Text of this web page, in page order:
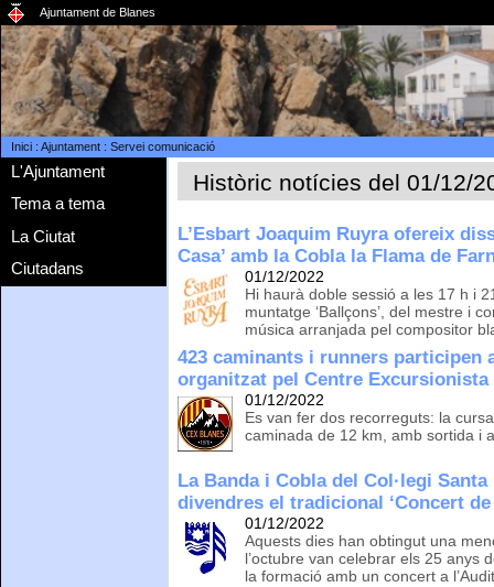
Ajuntament de Blanes
Inici: Ajuntament: Servei comunicació
L'Ajuntament
Tema a tema
La Ciutat
Ciutadans
Històric notícies del 01/12/
L’Esbart Joaquim Ruyra ofereix
Casa’ amb la Cobla la Flama de
01/12/2022
Hi haurà doble sessió a les 17 h i
muntatge ‘Ballçons’, del mestre i
música arranjada pel compositor
423 caminants i runners participen
organitzat pel Centre Excursionista
01/12/2022
Es van fer dos recorreguts: la
caminada de 12 km, amb sortida i
La Banda i Cobla del Col·legi
divendres el tradicional ‘Concert de
01/12/2022
Aquests dies han obtingut una
l’octubre van celebrar els 25 anys
la formació amb un concert a